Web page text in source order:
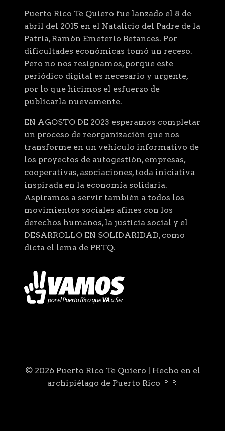
Puerto Rico Te Quiero fue lanzado el 8 de
abril del 2015 en el Natalicio del Padre de la
Patria, Ramón Emeterio Betances. Por
dificultades económicas tomó un receso.
Pero no nos resignamos, porque este
periódico digital es necesario y urgente,
por lo que hicimos el esfuerzo de
publicarla nuevamente.
EN AGOSTO DE 2023 esperamos completar
un proceso de reorganización que nos
transforme en un vehículo informativo de
los proyectos de autogestión, empresas,
cooperativas, asociaciones, toda iniciativa
inspirada en la economía solidaria.
Aspiramos a servir también a todos los
movimientos sociales afines con los
derechos humanos, la justicia social y el
DESARROLLO EN SOLIDARIDAD, como
dicta el lema de PRTQ.
© 2026 Puerto Rico Te Quiero | Hecho en el
archipiélago de Puerto Rico 🇵🇷